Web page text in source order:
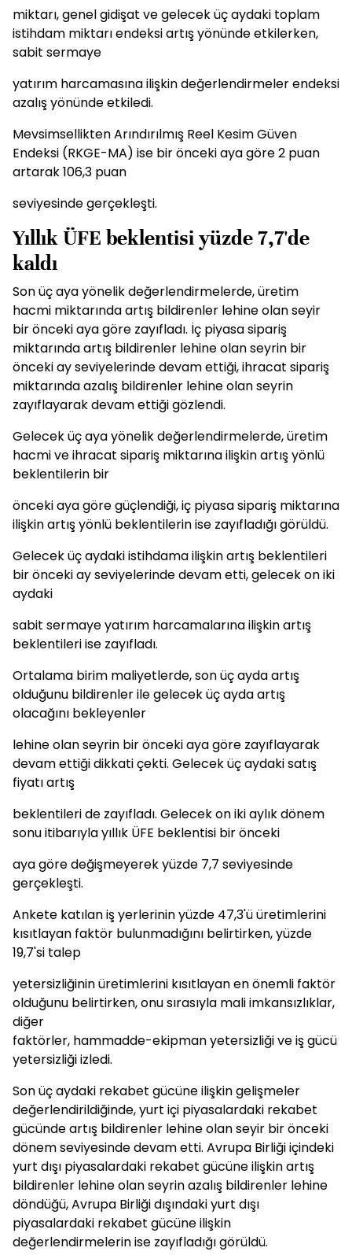
miktarı, genel gidişat ve gelecek üç aydaki toplam
istihdam miktarı endeksi artış yönünde etkilerken,
sabit sermaye
yatırım harcamasına ilişkin değerlendirmeler endeksi
azalış yönünde etkiledi.
Mevsimsellikten Arındırılmış Reel Kesim Güven
Endeksi (RKGE-MA) ise bir önceki aya göre 2 puan
artarak 106,3 puan
seviyesinde gerçekleşti.
Yıllık ÜFE beklentisi yüzde 7,7'de
kaldı
Son üç aya yönelik değerlendirmelerde, üretim
hacmi miktarında artış bildirenler lehine olan seyir
bir önceki aya göre zayıfladı. İç piyasa sipariş
miktarında artış bildirenler lehine olan seyrin bir
önceki ay seviyelerinde devam ettiği, ihracat sipariş
miktarında azalış bildirenler lehine olan seyrin
zayıflayarak devam ettiği gözlendi.
Gelecek üç aya yönelik değerlendirmelerde, üretim
hacmi ve ihracat sipariş miktarına ilişkin artış yönlü
beklentilerin bir
önceki aya göre güçlendiği, iç piyasa sipariş miktarına
ilişkin artış yönlü beklentilerin ise zayıfladığı görüldü.
Gelecek üç aydaki istihdama ilişkin artış beklentileri
bir önceki ay seviyelerinde devam etti, gelecek on iki
aydaki
sabit sermaye yatırım harcamalarına ilişkin artış
beklentileri ise zayıfladı.
Ortalama birim maliyetlerde, son üç ayda artış
olduğunu bildirenler ile gelecek üç ayda artış
olacağını bekleyenler
lehine olan seyrin bir önceki aya göre zayıflayarak
devam ettiği dikkati çekti. Gelecek üç aydaki satış
fiyatı artış
beklentileri de zayıfladı. Gelecek on iki aylık dönem
sonu itibarıyla yıllık ÜFE beklentisi bir önceki
aya göre değişmeyerek yüzde 7,7 seviyesinde
gerçekleşti.
Ankete katılan iş yerlerinin yüzde 47,3'ü üretimlerini
kısıtlayan faktör bulunmadığını belirtirken, yüzde
19,7'si talep
yetersizliğinin üretimlerini kısıtlayan en önemli faktör
olduğunu belirtirken, onu sırasıyla mali imkansızlıklar,
diğer
faktörler, hammadde-ekipman yetersizliği ve iş gücü
yetersizliği izledi.
Son üç aydaki rekabet gücüne ilişkin gelişmeler
değerlendirildiğinde, yurt içi piyasalardaki rekabet
gücünde artış bildirenler lehine olan seyir bir önceki
dönem seviyesinde devam etti. Avrupa Birliği içindeki
yurt dışı piyasalardaki rekabet gücüne ilişkin artış
bildirenler lehine olan seyrin azalış bildirenler lehine
döndüğü, Avrupa Birliği dışındaki yurt dışı
piyasalardaki rekabet gücüne ilişkin
değerlendirmelerin ise zayıfladığı görüldü.